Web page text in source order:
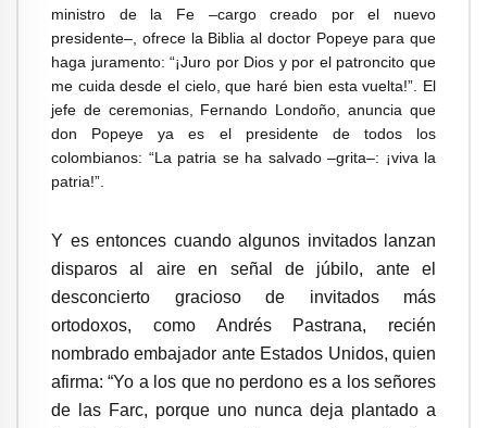
ministro de la Fe –cargo creado por el nuevo
presidente–, ofrece la Biblia al doctor Popeye para que
haga juramento: “¡Juro por Dios y por el patroncito que
me cuida desde el cielo, que haré bien esta vuelta!”. El
jefe de ceremonias, Fernando Londoño, anuncia que
don Popeye ya es el presidente de todos los
colombianos: “La patria se ha salvado –grita–: ¡viva la
patria!”.
Y es entonces cuando algunos invitados lanzan
disparos al aire en señal de júbilo, ante el
desconcierto gracioso de invitados más
ortodoxos, como Andrés Pastrana, recién
nombrado embajador ante Estados Unidos, quien
afirma: “Yo a los que no perdono es a los señores
de las Farc, porque uno nunca deja plantado a